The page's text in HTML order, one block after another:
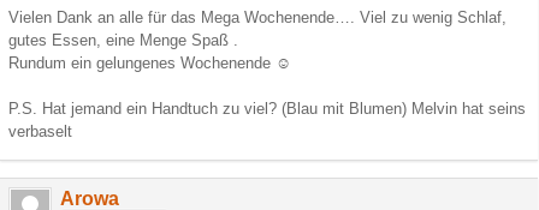
Vielen Dank an alle für das Mega Wochenende…. Viel zu wenig Schlaf,
gutes Essen, eine Menge Spaß .
Rundum ein gelungenes Wochenende ☺️
P.S. Hat jemand ein Handtuch zu viel? (Blau mit Blumen) Melvin hat seins
verbaselt
Arowa